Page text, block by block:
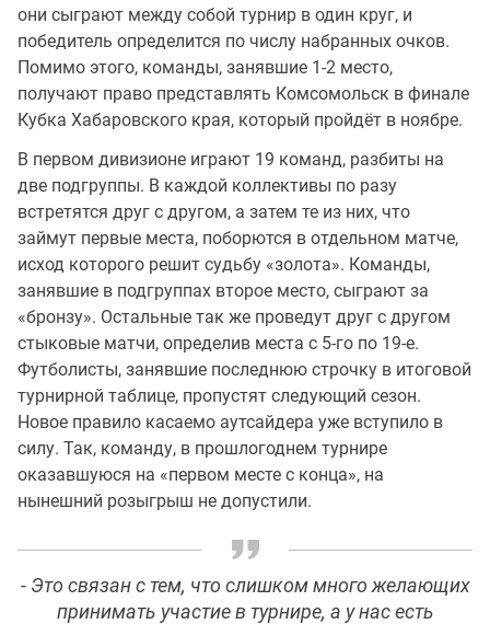
они сыграют между собой турнир в один круг, и
победитель определится по числу набранных очков.
Помимо этого, команды, занявшие 1-2 место,
получают право представлять Комсомольск в финале
Кубка Хабаровского края, который пройдёт в ноябре.
В первом дивизионе играют 19 команд, разбиты на
две подгруппы. В каждой коллективы по разу
встретятся друг с другом, а затем те из них, что
займут первые места, поборются в отдельном матче,
исход которого решит судьбу «золота». Команды,
занявшие в подгруппах второе место, сыграют за
«бронзу». Остальные так же проведут друг с другом
стыковые матчи, определив места с 5-го по 19-е.
Футболисты, занявшие последнюю строчку в итоговой
турнирной таблице, пропустят следующий сезон.
Новое правило касаемо аутсайдера уже вступило в
силу. Так, команду, в прошлогоднем турнире
оказавшуюся на «первом месте с конца», на
нынешний розыгрыш не допустили.
- Это связан с тем, что слишком много желающих
принимать участие в турнире, а у нас есть